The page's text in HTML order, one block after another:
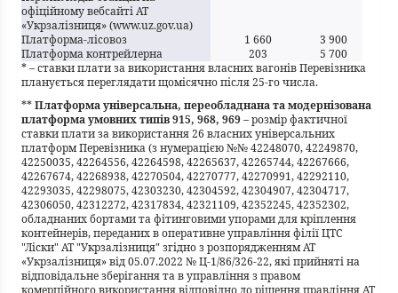
офіційному вебсайті АТ
«Укрзалізниця» (www.uz.gov.ua)
Платформа-лісовоз 1 660
3 900
Платформа контрейлерна
203
5 700
* – ставки плати за використання власних вагонів Перевізника
планується переглядати щомісячно після 25-го числа.
**Платформа універсальна, переобладнана та модернізована
платформа умовних типів 915, 968, 969– розмір фактичної
ставки плати за використання 26 власних універсальних
платформ Перевізника (з нумерацією №№ 42248070, 42249870,
42250035, 42264556, 42264598, 42265637, 42265744, 42267666,
42267674, 42268938, 42270504, 42270777, 42270991, 42292110,
42293035, 42298075, 42303230, 42304592, 42304907, 42304717,
42306050, 42312272, 42317834, 42321109, 42352245, 42352302,
обладнаних бортами та фітинговими упорами для кріплення
контейнерів, переданих в оперативне управління філії ЦТС
"Ліски" АТ "Укрзалізниця" згідно з розпорядженням АТ
«Укрзалізниця» від 05.07.2022 № Ц-1/86/326-22, які прийняті на
відповідальне зберігання та в управління з правом
комерційного використання відповідно до рішення правління АТ